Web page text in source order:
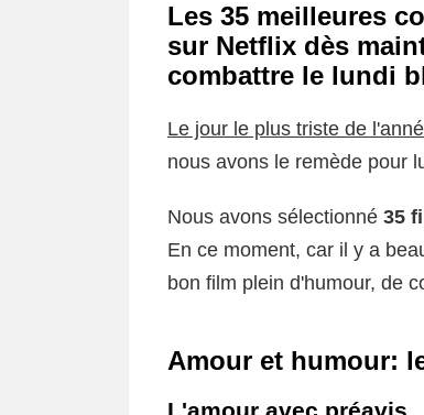
Les 35 meilleures
sur Netflix dès
combattre le lundi
Le jour le plus triste de
nous avons le remède pour
Nous avons sélectionné 35
En ce moment, car il y a
bon film plein d'humour, de
Amour et humour: